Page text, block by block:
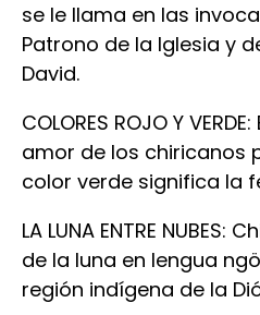
se le llama en las
Patrono de la Iglesia y
David.
COLORES ROJO Y
amor de los chiricanos
color verde significa la
LA LUNA ENTRE
de la luna en lengua
región indígena de la